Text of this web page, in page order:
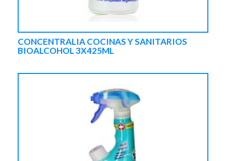
CONCENTRALIA COCINAS Y SANITARIOS
BIOALCOHOL 3X425ML